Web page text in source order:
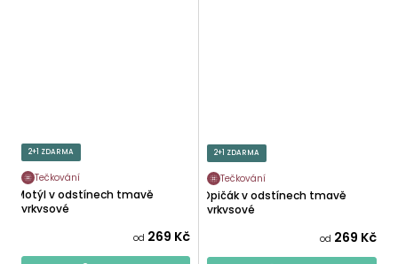
2+1 ZDARMA
Tečkování
Motýl v odstínech tmavě
tyrkysové
od 269 Kč
2+1 ZDARMA
Tečkování
Opičák v odstínech tmavě
tyrkysové
od 269 Kč